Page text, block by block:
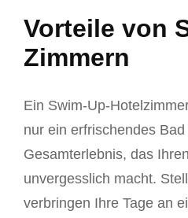
Vorteile von
Zimmern
Ein Swim-Up-
nur ein erfrischendes
Gesamterlebnis, das
unvergesslich macht.
verbringen Ihre Tage an